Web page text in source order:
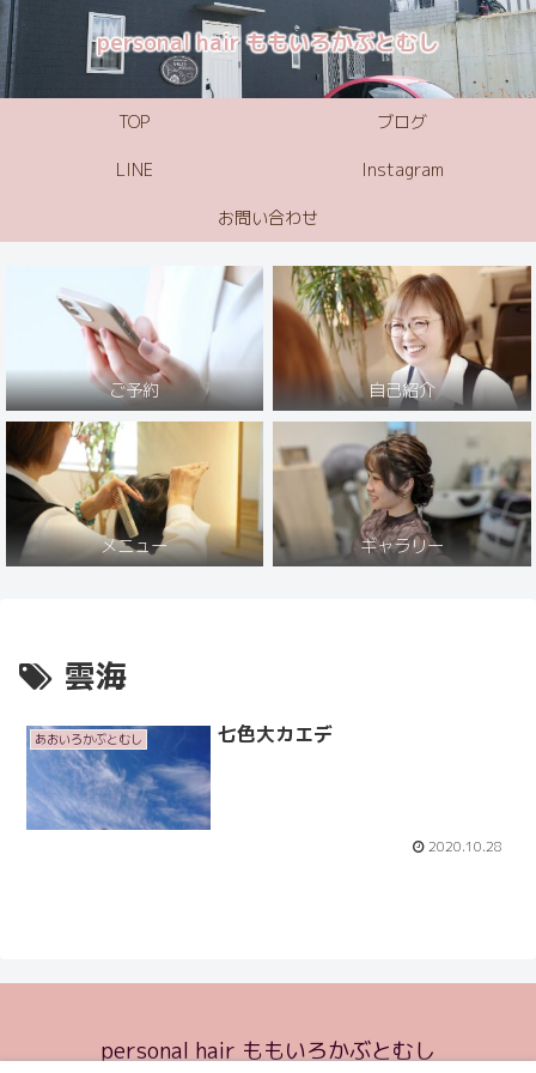
personal hair ももいろかぶとむし
TOP ブログ
LINE Instagram
お問い合わせ
ご予約 自己紹介
メニュー ギャラリー
雲海
あおいろかぶとむし 七色大カエデ
2020.10.28
personal hair ももいろかぶとむし